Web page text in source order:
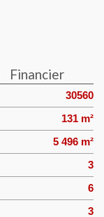
Financier
30560
131 m²
5 496 m²
3
6
3